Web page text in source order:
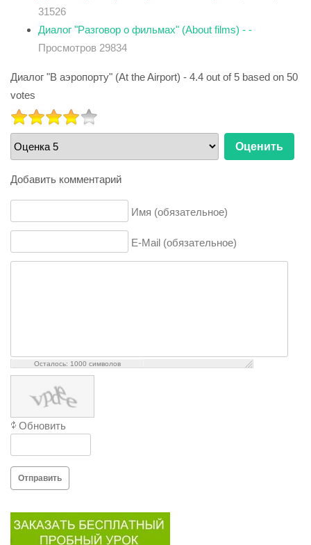
31526
Диалог "Разговор о фильмах" (About films) - -
Просмотров 29834
Диалог "В аэропорту" (At the Airport) - 4.4 out of 5 based on 50
votes
РЕЙТИНГ:
4
/5
Пожалуйста,
оцените
Добавить комментарий
Имя (обязательное)
E-Mail (обязательное)
Осталось: 1000 символов
Обновить
Отправить